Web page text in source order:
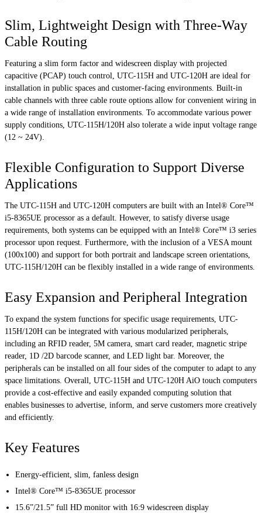
Slim, Lightweight Design with Three-Way
Cable Routing
Featuring a slim form factor and widescreen display with projected
capacitive (PCAP) touch control, UTC-115H and UTC-120H are ideal for
installation in public spaces and customer-facing environments. Built-in
cable channels with three cable route options allow for convenient wiring in
a wide range of installation environments. To accommodate various power
supply conditions, UTC-115H/120H also tolerate a wide input voltage range
(12 ~ 24V).
Flexible Configuration to Support Diverse
Applications
The UTC-115H and UTC-120H computers are built with an Intel® Core™
i5-8365UE processor as a default. However, to satisfy diverse usage
requirements, both systems can be equipped with an Intel® Core™ i3 series
processor upon request. Furthermore, with the inclusion of a VESA mount
(100x100) and support for both portrait and landscape screen orientations,
UTC-115H/120H can be flexibly installed in a wide range of environments.
Easy Expansion and Peripheral Integration
To expand the system functions for specific usage requirements, UTC-
115H/120H can be integrated with various modularized peripherals,
including an RFID reader, 5M camera, smart card reader, magnetic stripe
reader, 1D /2D barcode scanner, and LED light bar. Moreover, the
peripherals can be installed on all four sides of the computer to adapt to any
space limitations. Overall, UTC-115H and UTC-120H AiO touch computers
provide a cost-effective and easily expanded computing solution that
enables businesses to advertise, inform, and serve customers more creatively
and efficiently.
Key Features
Energy-efficient, slim, fanless design
Intel® Core™ i5-8365UE processor
15.6”/21.5” full HD monitor with 16:9 widescreen display